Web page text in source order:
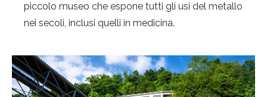
piccolo museo che espone tutti gli usi del metallo
nei secoli, inclusi quelli in medicina.